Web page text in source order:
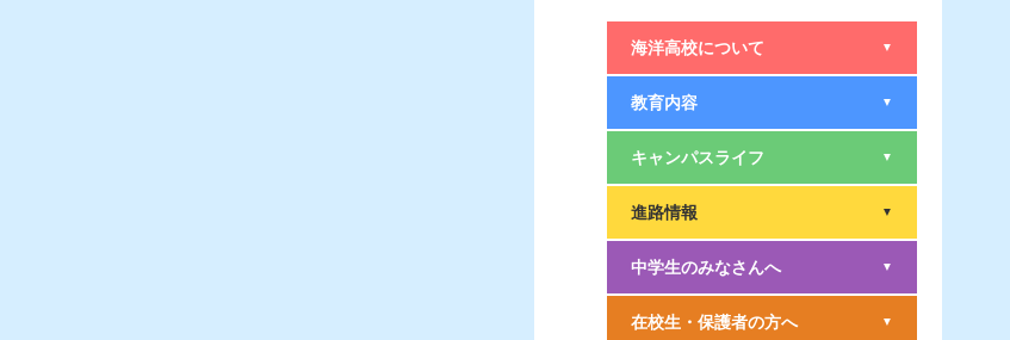
海洋高校について ▼
教育内容 ▼
キャンパスライフ ▼
進路情報 ▼
中学生のみなさんへ ▼
在校生・保護者の方へ ▼